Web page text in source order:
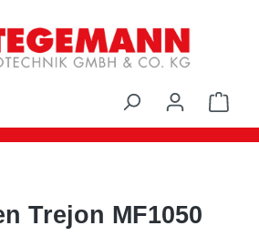
Trejon MF1050